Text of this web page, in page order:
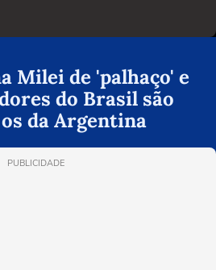
Milei de 'palhaço' e
do Brasil são
da Argentina
PUBLICIDADE